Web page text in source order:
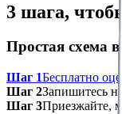
3 шага,
Простая схема
Шаг 1Бесплатно
Шаг 2Запишитесь
Шаг 3Приезжайте,